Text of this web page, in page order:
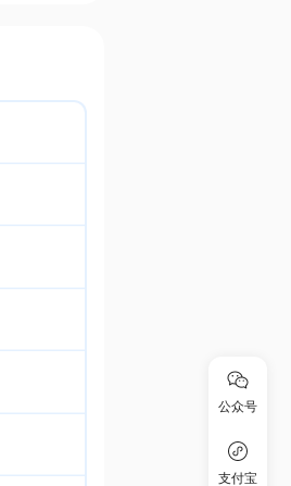
公众号
支付宝